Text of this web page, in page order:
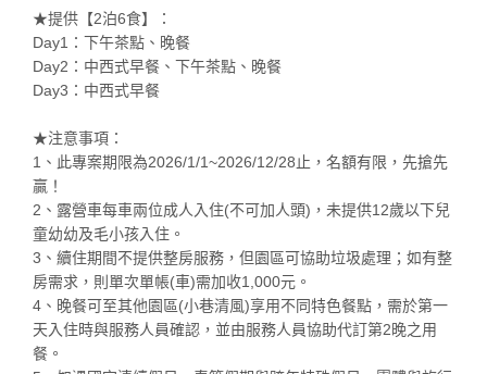
★提供【2泊6食】：
Day1：下午茶點、晚餐
Day2：中西式早餐、下午茶點、晚餐
Day3：中西式早餐
★注意事項：
1、此專案期限為2026/1/1~2026/12/28止，名額有限，先搶先
贏！
2、露營車每車兩位成人入住(不可加人頭)，未提供12歲以下兒
童幼幼及毛小孩入住。
3、續住期間不提供整房服務，但園區可協助垃圾處理；如有整
房需求，則單次單帳(車)需加收1,000元。
4、晚餐可至其他園區(小巷清風)享用不同特色餐點，需於第一
天入住時與服務人員確認，並由服務人員協助代訂第2晚之用
餐。